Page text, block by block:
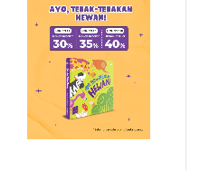
PRE-ORDER